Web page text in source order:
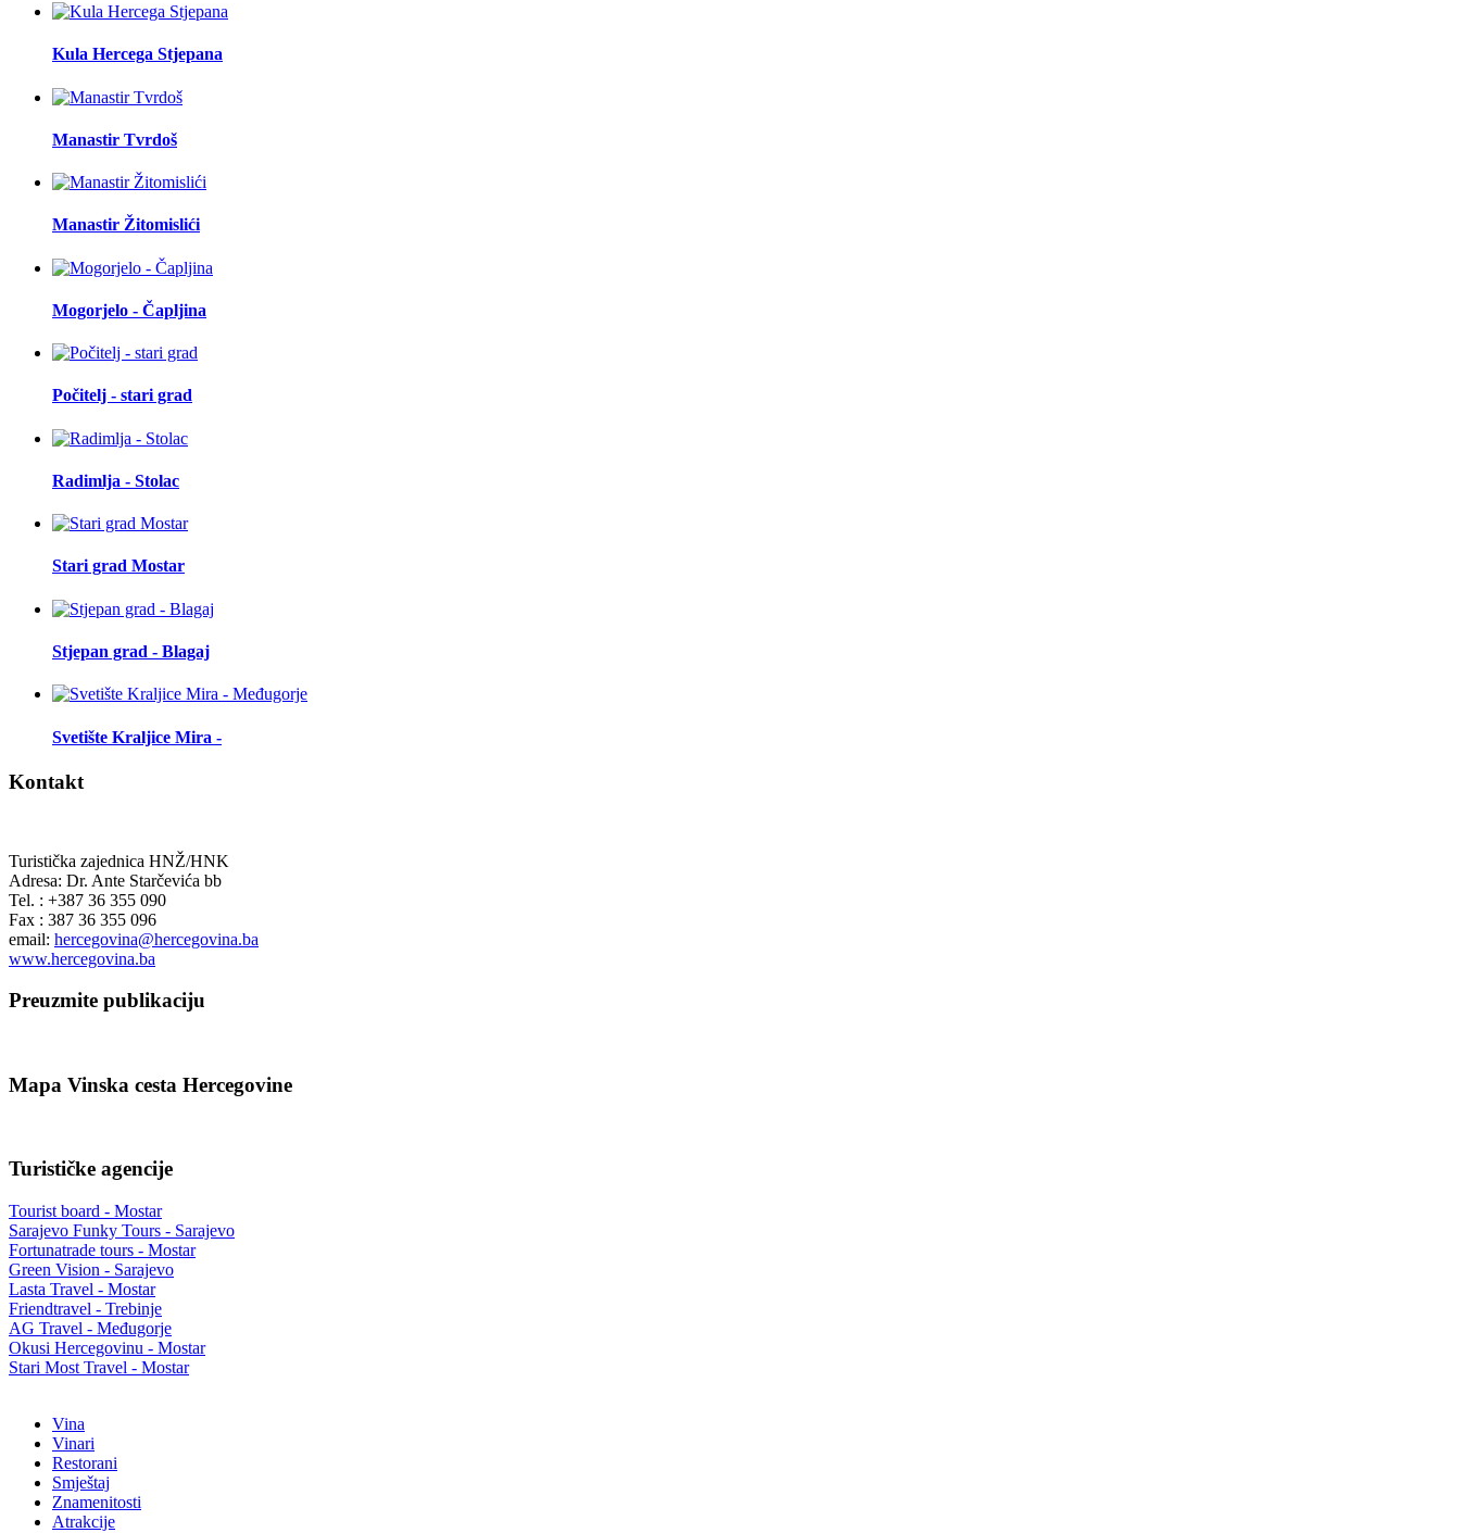
Kula Hercega Stjepana
Manastir Tvrdoš
Manastir Žitomislići
Mogorjelo - Čapljina
Počitelj - stari grad
Radimlja - Stolac
Stari grad Mostar
Stjepan grad - Blagaj
Svetište Kraljice Mira -
Kontakt
Turistička zajednica HNŽ/HNK
Adresa: Dr. Ante Starčevića bb
Tel. : +387 36 355 090
Fax : 387 36 355 096
email: hercegovina@hercegovina.ba
www.hercegovina.ba
Preuzmite publikaciju
Mapa Vinska cesta Hercegovine
Turističke agencije
Tourist board - Mostar
Sarajevo Funky Tours - Sarajevo
Fortunatrade tours - Mostar
Green Vision - Sarajevo
Lasta Travel - Mostar
Friendtravel - Trebinje
AG Travel - Međugorje
Okusi Hercegovinu - Mostar
Stari Most Travel - Mostar
Vina
Vinari
Restorani
Smještaj
Znamenitosti
Atrakcije